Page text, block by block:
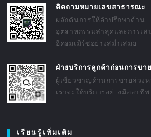
ติดตามหมายเลขสาธารณะ
ผลักดันการให้คำปรึกษาด้าน
อุตสาหกรรมล่าสุดและการเล่
อีคอมเมิร์ซอย่างสม่ำเสมอ
ฝ่ายบริการลูกค้าก่อนการขาย
ผู้เชี่ยวชาญด้านการขายล่วงห
เราจะให้บริการอย่างมืออาชีพ
เรียนรู้เพิ่มเติม